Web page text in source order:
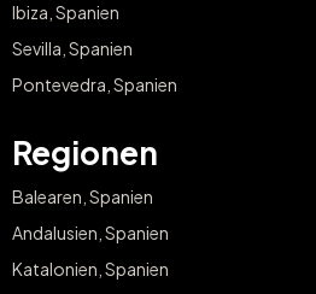
Ibiza, Spanien
Sevilla, Spanien
Pontevedra, Spanien
Regionen
Balearen, Spanien
Andalusien, Spanien
Katalonien, Spanien